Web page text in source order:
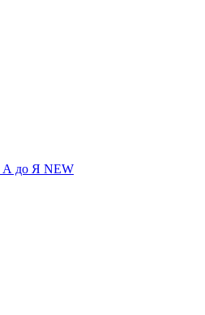
А до Я NEW